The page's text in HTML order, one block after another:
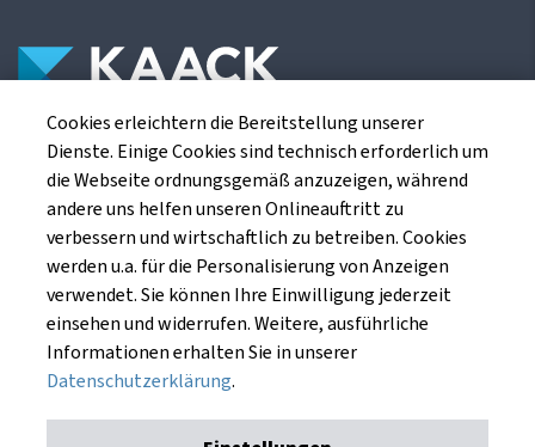
Die Kaack Terminhandel GmbH ist ein
Finanzdienstleistungsinstitut für die europäischen
Agrarterminbörsen.
Kaack Terminhandel GmbH
Am Markt 8
49661 Cloppenburg
Cookies erleichtern die Bereitstellung unserer
Dienste. Einige Cookies sind technisch erforderlich um
die Webseite ordnungsgemäß anzuzeigen, während
andere uns helfen unseren Onlineauftritt zu
verbessern und wirtschaftlich zu betreiben. Cookies
werden u.a. für die Personalisierung von Anzeigen
verwendet. Sie können Ihre Einwilligung jederzeit
einsehen und widerrufen. Weitere, ausführliche
Informationen erhalten Sie in unserer
Datenschutzerklärung.